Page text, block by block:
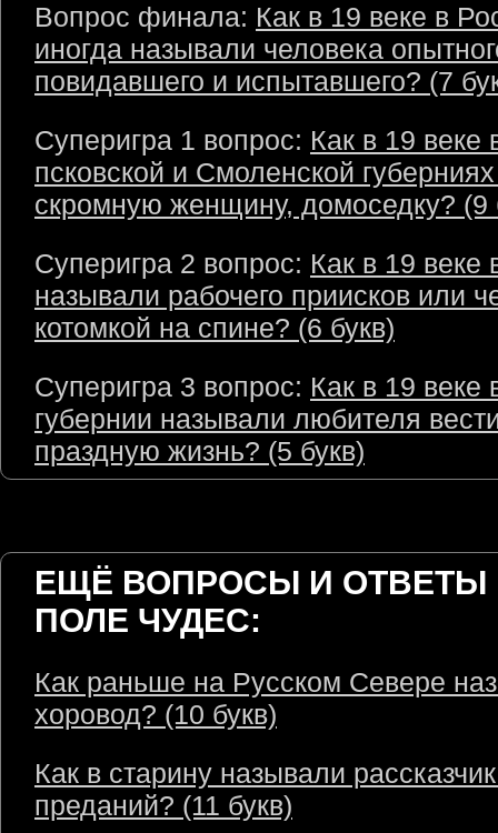
Вопрос финала: Как в 19 веке в
иногда называли человека
повидавшего и испытавшего? (7
Суперигра 1 вопрос: Как в 19 веке
псковской и Смоленской
скромную женщину, домоседку? (9
Суперигра 2 вопрос: Как в 19 веке
называли рабочего приисков или
котомкой на спине? (6 букв)
Суперигра 3 вопрос: Как в 19 веке
губернии называли любителя
праздную жизнь? (5 букв)
ЕЩЁ ВОПРОСЫ И ОТВЕТЫ
ПОЛЕ ЧУДЕС:
Как раньше на Русском Севере
хоровод? (10 букв)
Как в старину называли
преданий? (11 букв)